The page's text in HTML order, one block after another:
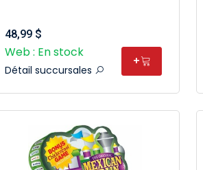
48,99 $
Web : En stock
Détail succursales
+